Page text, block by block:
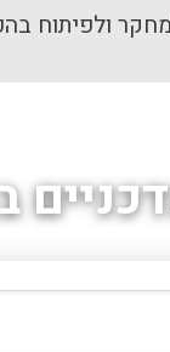
ולפיתוח